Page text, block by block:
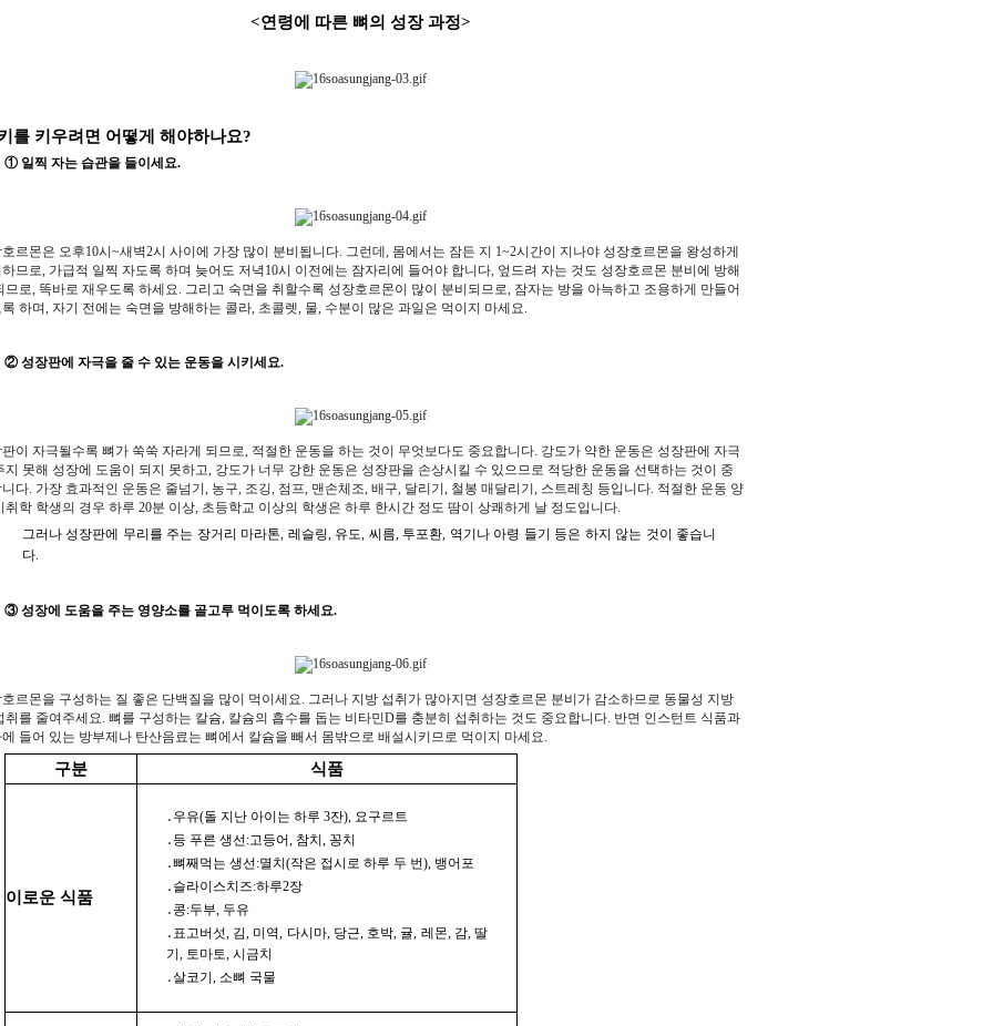
<연령에 따른 뼈의 성장 과정>
를 키우려면 어떻게 해야하나요?
① 일찍 자는 습관을 들이세요.
르몬은 오후10시~새벽2시 사이에 가장 많이 분비됩니다. 그런데, 몸에서는 잠든 지 1~2시간이 지나야 성장호르몬을 왕성하게
므로, 가급적 일찍 자도록 하며 늦어도 저녁10시 이전에는 잠자리에 들어야 합니다, 엎드려 자는 것도 성장호르몬 분비에 방해
므로, 똑바로 재우도록 하세요. 그리고 숙면을 취할수록 성장호르몬이 많이 분비되므로, 잠자는 방을 아늑하고 조용하게 만들어
하며, 자기 전에는 숙면을 방해하는 콜라, 초콜렛, 물, 수분이 많은 과일은 먹이지 마세요.
② 성장판에 자극을 줄 수 있는 운동을 시키세요.
이 자극될수록 뼈가 쑥쑥 자라게 되므로, 적절한 운동을 하는 것이 무엇보다도 중요합니다. 강도가 약한 운동은 성장판에 자극
지 못해 성장에 도움이 되지 못하고, 강도가 너무 강한 운동은 성장판을 손상시킬 수 있으므로 적당한 운동을 선택하는 것이 중
다. 가장 효과적인 운동은 줄넘기, 농구, 조깅, 점프, 맨손체조, 배구, 달리기, 철봉 매달리기, 스트레칭 등입니다. 적절한 운동 양
취학 학생의 경우 하루 20분 이상, 초등학교 이상의 학생은 하루 한시간 정도 땀이 상쾌하게 날 정도입니다.
그러나 성장판에 무리를 주는 장거리 마라톤, 레슬링, 유도, 씨름, 투포환, 역기나 아령 들기 등은 하지 않는 것이 좋습니
다.
③ 성장에 도움을 주는 영양소를 골고루 먹이도록 하세요.
르몬을 구성하는 질 좋은 단백질을 많이 먹이세요. 그러나 지방 섭취가 많아지면 성장호르몬 분비가 감소하므로 동물성 지방
취를 줄여주세요. 뼈를 구성하는 칼슘, 칼슘의 흡수를 돕는 비타민D를 충분히 섭취하는 것도 중요합니다. 반면 인스턴트 식품과
들어 있는 방부제나 탄산음료는 뼈에서 칼슘을 빼서 몸밖으로 배설시키므로 먹이지 마세요.
구분 식품
이로운 식품
․우유(돌 지난 아이는 하루 3잔), 요구르트
․등 푸른 생선:고등어, 참치, 꽁치
․뼈째먹는 생선:멸치(작은 접시로 하루 두 번), 뱅어포
․슬라이스치즈:하루2장
․콩:두부, 두유
․표고버섯, 김, 미역, 다시마, 당근, 호박, 귤, 레몬, 감, 딸
기, 토마토, 시금치
․살코기, 소뼈 국물